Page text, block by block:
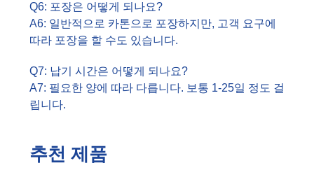
Q6: 포장은 어떻게 되나요?
A6: 일반적으로 카톤으로 포장하지만, 고객 요구에
따라 포장을 할 수도 있습니다.
Q7: 납기 시간은 어떻게 되나요?
A7: 필요한 양에 따라 다릅니다. 보통 1-25일 정도 걸
립니다.
추천 제품